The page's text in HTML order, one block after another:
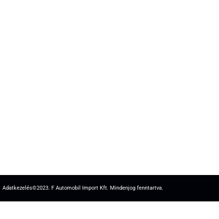
Adatkezelés©2023. F Automobil Import Kft. Mindenjog fenntartva.